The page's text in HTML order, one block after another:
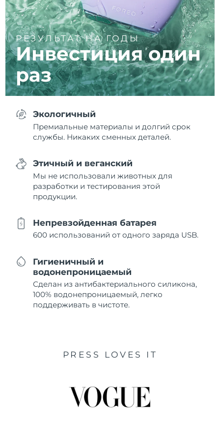
РЕЗУЛЬТАТ НА ГОДЫ
Инвестиция один
раз
Экологичный
Премиальные материалы и долгий срок
службы. Никаких сменных деталей.
Этичный и веганский
Мы не использовали животных для
разработки и тестирования этой
продукции.
Непревзойденная батарея
600 использований от одного заряда USB.
Гигиеничный и
водонепроницаемый
Сделан из антибактериального силикона,
100% водонепроницаемый, легко
поддерживать в чистоте.
PRESS LOVES IT